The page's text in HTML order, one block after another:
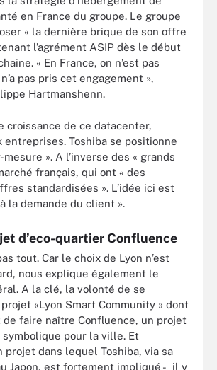
en France du groupe. Le groupe
« la dernière brique de son offre
l’agrément ASIP dès le début
« En France, on n’est pas
pas pris cet engagement »,
Hartmanshenn.
croissance de ce datacenter,
entreprises. Toshiba se positionne
». A l’inverse des « grands
français, qui ont « des
standardisées ». L’idée ici est
la demande du client ».
d’eco-quartier Confluence
tout. Car le choix de Lyon n’est
nous explique également le
A la clé, la volonté de se
«Lyon Smart Community » dont
de faire naître Confluence, un projet
symbolique pour la ville. Et
dans lequel Toshiba, via sa
Japon, est fortement impliqué - il y